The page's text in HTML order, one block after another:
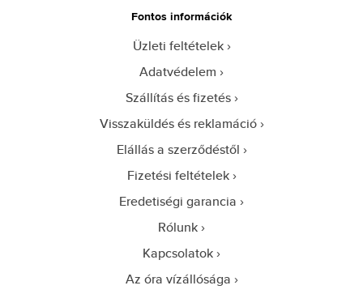
Fontos információk
Üzleti feltételek
Adatvédelem
Szállítás és fizetés
Visszaküldés és reklamáció
Elállás a szerződéstől
Fizetési feltételek
Eredetiségi garancia
Rólunk
Kapcsolatok
Az óra vízállósága